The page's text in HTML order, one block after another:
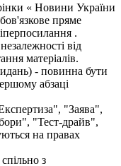
« Новини України
пряме
.
від
матеріалів.
- повинна бути
абзаці
"Заява",
"Тест-драйв",
на правах
з